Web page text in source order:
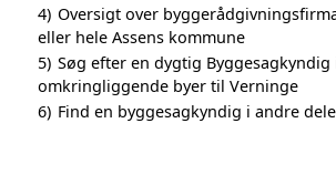
4) Oversigt over
eller hele Assens kommune
5) Søg efter en dygtig Byggesagkyndig
omkringliggende byer til Verninge
6) Find en byggesagkyndig i andre